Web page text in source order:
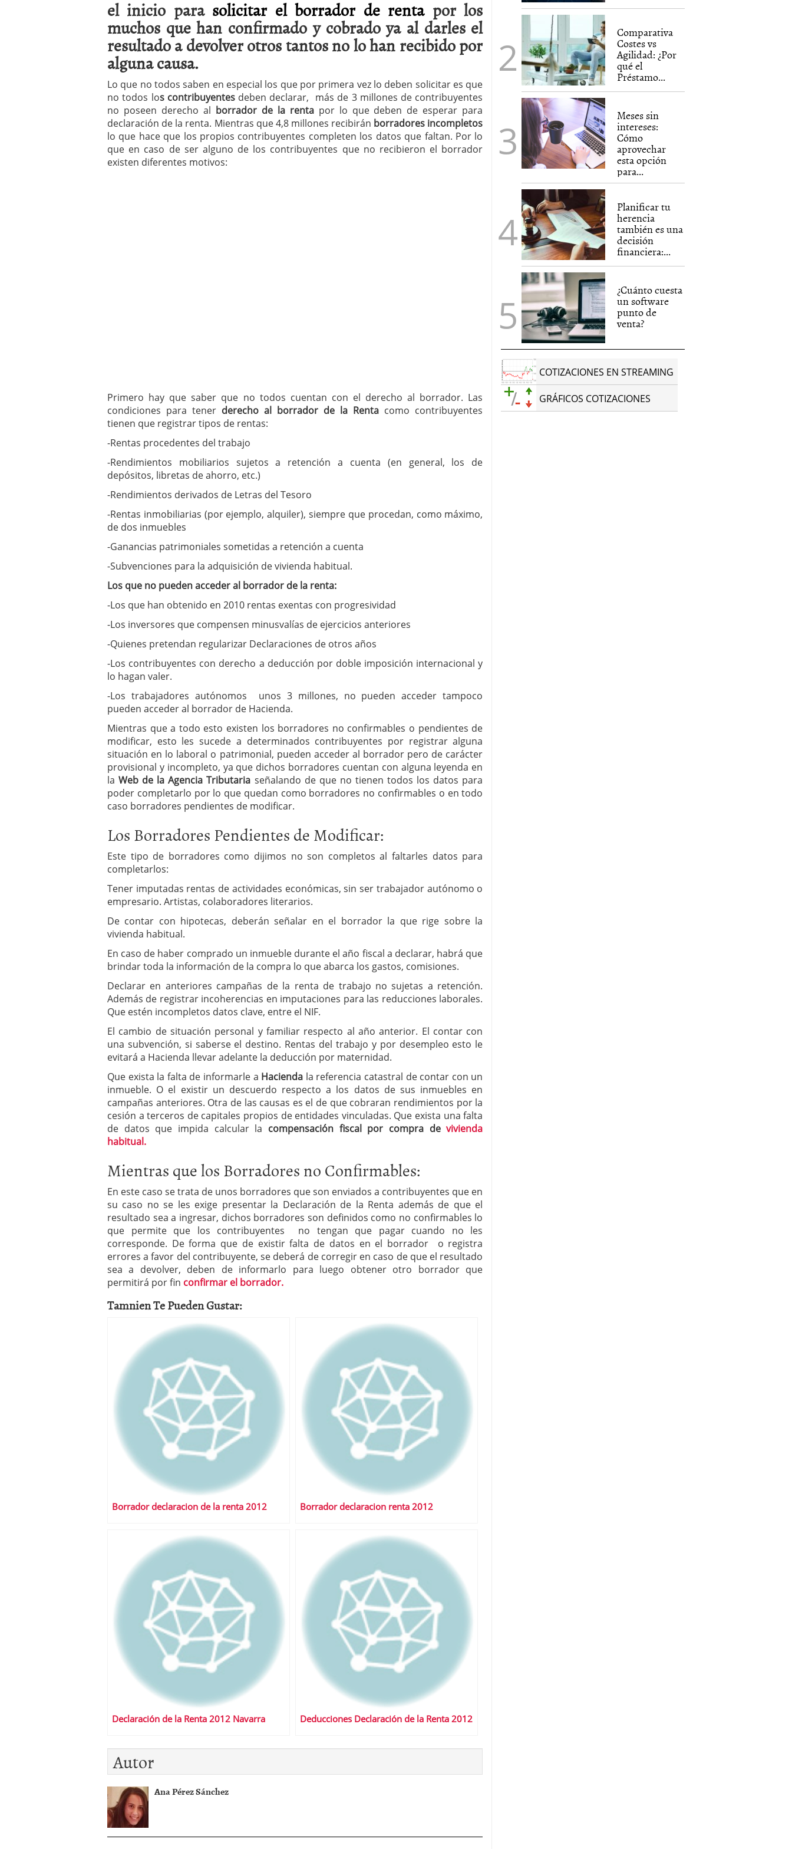
a los costes 21 de noviembre de 2025
¿Cuánto cuesta un software punto de venta? 3 de octubre de 2025
el inicio para solicitar el borrador de rentapor los
muchos que han confirmado y cobrado ya al darles el
resultado a devolver otros tantos no lo han recibido por
alguna causa.
Lo que no todos saben en especial los que por primera vez lo deben solicitar es que
no todos los contribuyentes deben declarar, más de 3 millones de contribuyentes
no poseen derecho al borrador de la rentapor lo que deben de esperar para
declaración de la renta. Mientras que 4,8 millones recibirán borradores incompletos
lo que hace que los propios contribuyentes completen los datos que faltan. Por lo
que en caso de ser alguno de los contribuyentes que no recibieron el borrador
existen diferentes motivos:
Primero hay que saber que no todos cuentan con el derecho al borrador. Las
condiciones para tener derecho al borrador de la Renta como contribuyentes
tienen que registrar tipos de rentas:
-Rentas procedentes del trabajo
-Rendimientos mobiliarios sujetos a retención a cuenta (en general, los de
depósitos, libretas de ahorro, etc.)
-Rendimientos derivados de Letras del Tesoro
-Rentas inmobiliarias (por ejemplo, alquiler), siempre que procedan, como máximo,
de dos inmuebles
-Ganancias patrimoniales sometidas a retención a cuenta
-Subvenciones para la adquisición de vivienda habitual.
Los que no pueden acceder al borrador de la renta:
-Los que han obtenido en 2010 rentas exentas con progresividad
-Los inversores que compensen minusvalías de ejercicios anteriores
-Quienes pretendan regularizar Declaraciones de otros años
-Los contribuyentes con derecho a deducción por doble imposición internacional y
lo hagan valer.
-Los trabajadores autónomos unos 3 millones, no pueden acceder tampoco
pueden acceder al borrador de Hacienda.
Mientras que a todo esto existen los borradores no confirmables o pendientes de
modificar, esto les sucede a determinados contribuyentes por registrar alguna
situación en lo laboral o patrimonial, pueden acceder al borrador pero de carácter
provisional y incompleto, ya que dichos borradores cuentan con alguna leyenda en
laWeb de la Agencia Tributaria señalando de que no tienen todos los datos para
poder completarlo por lo que quedan como borradores no confirmables o en todo
caso borradores pendientes de modificar.
Los Borradores Pendientes de Modificar:
Este tipo de borradores como dijimos no son completos al faltarles datos para
completarlos:
Tener imputadas rentas de actividades económicas, sin ser trabajador autónomo o
empresario. Artistas, colaboradores literarios.
De contar con hipotecas, deberán señalar en el borrador la que rige sobre la
vivienda habitual.
En caso de haber comprado un inmueble durante el año fiscal a declarar, habrá que
brindar toda la información de la compra lo que abarca los gastos, comisiones.
Declarar en anteriores campañas de la renta de trabajo no sujetas a retención.
Además de registrar incoherencias en imputaciones para las reducciones laborales.
Que estén incompletos datos clave, entre el NIF.
El cambio de situación personal y familiar respecto al año anterior. El contar con
una subvención, si saberse el destino. Rentas del trabajo y por desempleo esto le
evitará a Hacienda llevar adelante la deducción por maternidad.
Que exista la falta de informarle a Hacienda la referencia catastral de contar con un
inmueble. O el existir un descuerdo respecto a los datos de sus inmuebles en
campañas anteriores. Otra de las causas es el de que cobraran rendimientos por la
cesión a terceros de capitales propios de entidades vinculadas. Que exista una falta
de datos que impida calcular la compensación fiscal por compra devivienda
habitual.
Mientras que los Borradores no Confirmables:
En este caso se trata de unos borradores que son enviados a contribuyentes que en
su caso no se les exige presentar la Declaración de la Renta además de que el
resultado sea a ingresar, dichos borradores son definidos como no confirmables lo
que permite que los contribuyentes no tengan que pagar cuando no les
corresponde. De forma que de existir falta de datos en el borrador o registra
errores a favor del contribuyente, se deberá de corregir en caso de que el resultado
sea a devolver, deben de informarlo para luego obtener otro borrador que
permitirá por fin confirmar el borrador.
Tamnien Te Pueden Gustar:
Borrador declaracion de la renta 2012 Borrador declaracion renta 2012
Declaración de la Renta 2012 Navarra Deducciones Declaración de la Renta 2012
Autor
Ana Pérez Sánchez
Comparativa
Costes vs
Agilidad: ¿Por
qué el
Préstamo...
Meses sin
intereses:
Cómo
aprovechar
esta opción
para...
Planificar tu
herencia
también es una
decisión
financiera:...
¿Cuánto cuesta
un software
punto de
venta?
COTIZACIONES EN STREAMING
GRÁFICOS COTIZACIONES